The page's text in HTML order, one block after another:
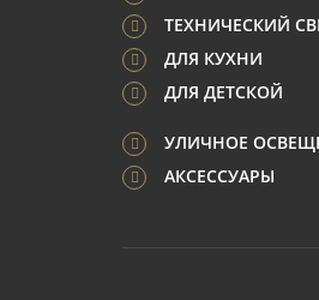
ТЕХНИЧЕСКИЙ
ДЛЯ КУХНИ
ДЛЯ ДЕТСКОЙ
УЛИЧНОЕ
АКСЕССУАРЫ